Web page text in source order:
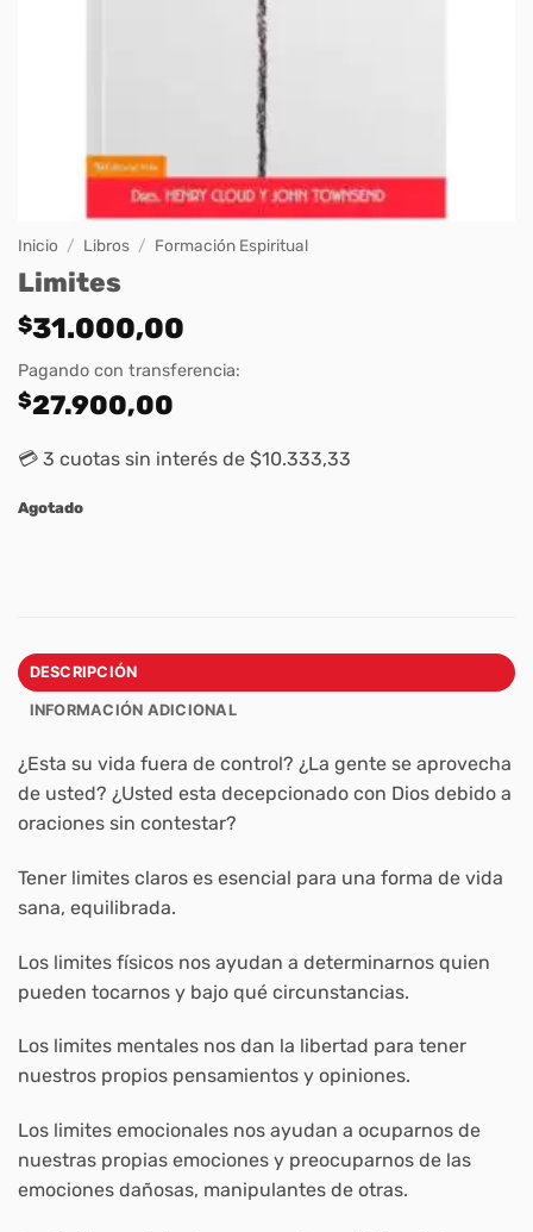
Inicio / Libros / Formación Espiritual
Limites
$31.000,00
Pagando con transferencia:
$27.900,00
💳 3 cuotas sin interés de $10.333,33
Agotado
DESCRIPCIÓN
INFORMACIÓN ADICIONAL
¿Esta su vida fuera de control? ¿La gente se aprovecha
de usted? ¿Usted esta decepcionado con Dios debido a
oraciones sin contestar?
Tener limites claros es esencial para una forma de vida
sana, equilibrada.
Los limites físicos nos ayudan a determinarnos quien
pueden tocarnos y bajo qué circunstancias.
Los limites mentales nos dan la libertad para tener
nuestros propios pensamientos y opiniones.
Los limites emocionales nos ayudan a ocuparnos de
nuestras propias emociones y preocuparnos de las
emociones dañosas, manipulantes de otras.